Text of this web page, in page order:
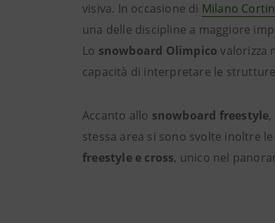
visiva. In occasione di Milano
una delle discipline a maggiore
Lo snowboard Olimpicovalorizza
capacità di interpretare le
Accanto allo snowboard freestyle
stessa area si sono svolte inoltre
freestyle e cross, unico nel